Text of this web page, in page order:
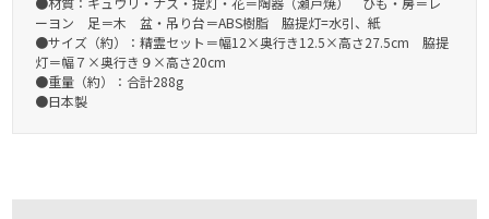
ーヨン 足＝木 盆・吊り台＝ABS樹脂 脇提灯=水引、紙
●サイズ（約）：精霊セット＝幅12×奥行き12.5×高さ27.5cm 脇提
灯＝幅７×奥行き９×高さ20cm
●重量（約）：合計288g
●日本製